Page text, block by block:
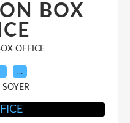
BOX
OFFICE
…